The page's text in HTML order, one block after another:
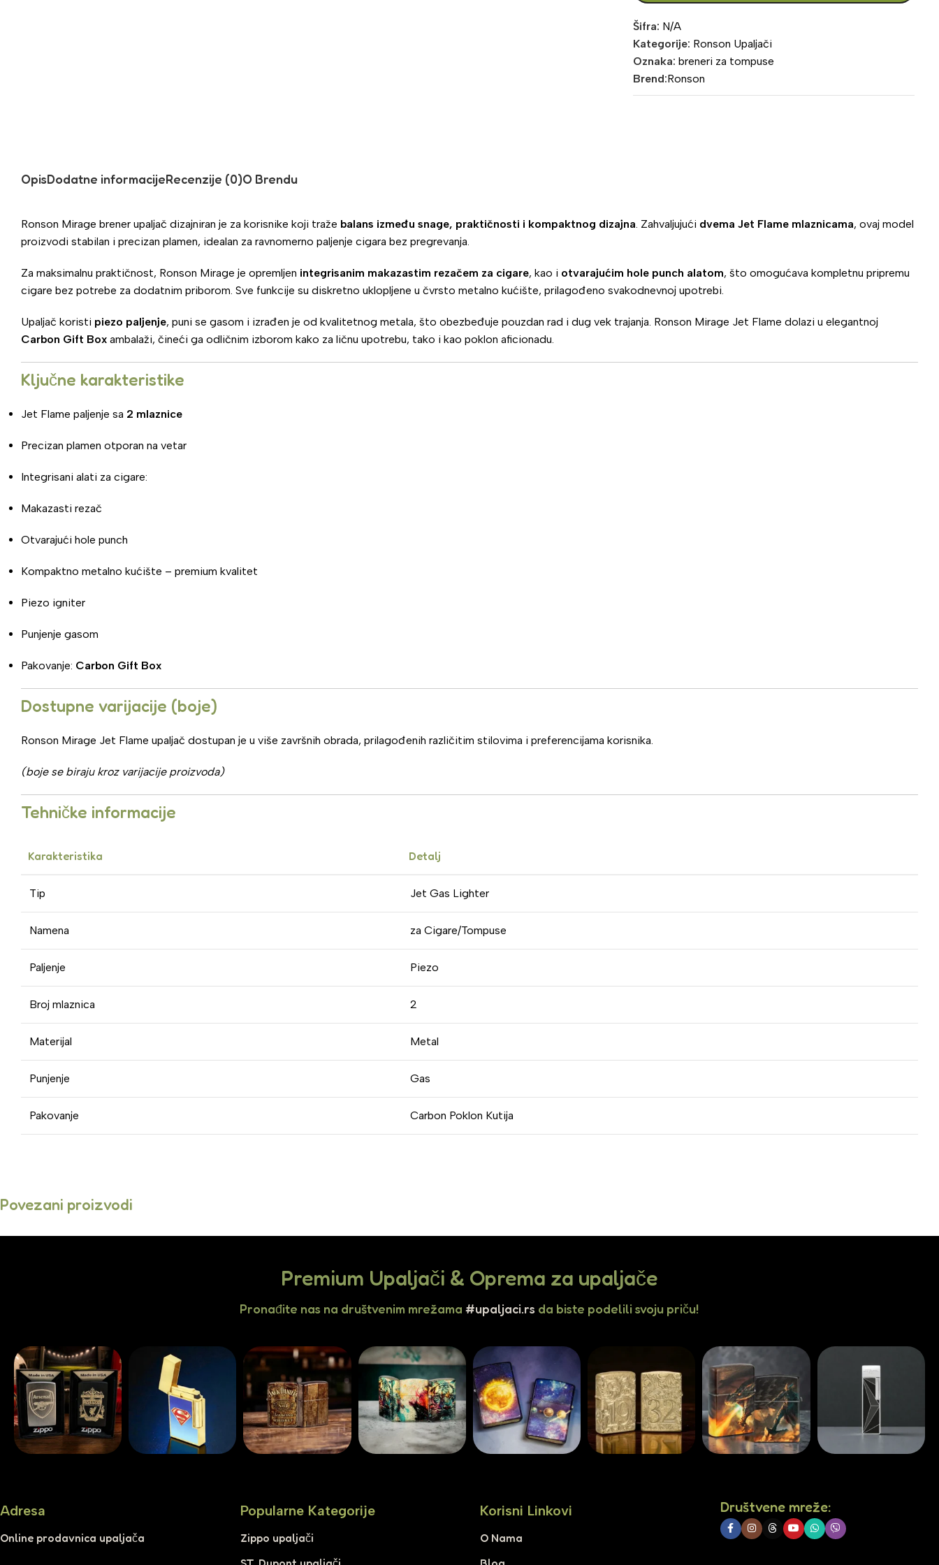
Šifra: N/A
Kategorije: Ronson Upaljači
Oznaka: breneri za tompuse
Brend:Ronson
OpisDodatne informacijeRecenzije (0)O Brendu
Ronson Mirage brener upaljač dizajniran je za korisnike koji traže balans između snage, praktičnosti i kompaktnog dizajna . Zahvaljujući dvema Jet Flame mlaznicama, ovaj model
proizvodi stabilan i precizan plamen, idealan za ravnomerno paljenje cigara bez pregrevanja.
Za maksimalnu praktičnost, Ronson Mirage je opremljen integrisanim makazastim rezačem za cigare, kao i otvarajućim hole punch alatom, što omogućava kompletnu pripremu
cigare bez potrebe za dodatnim priborom. Sve funkcije su diskretno uklopljene u čvrsto metalno kućište, prilagođeno svakodnevnoj upotrebi.
Upaljač koristi piezo paljenje, puni se gasom i izrađen je od kvalitetnog metala, što obezbeđuje pouzdan rad i dug vek trajanja. Ronson Mirage Jet Flame dolazi u elegantnoj
Carbon Gift Box ambalaži, čineći ga odličnim izborom kako za ličnu upotrebu, tako i kao poklon aficionadu.
Ključne karakteristike
Jet Flame paljenje sa 2 mlaznice
Precizan plamen otporan na vetar
Integrisani alati za cigare:
Makazasti rezač
Otvarajući hole punch
Kompaktno metalno kućište – premium kvalitet
Piezo igniter
Punjenje gasom
Pakovanje: Carbon Gift Box
Dostupne varijacije (boje)
Ronson Mirage Jet Flame upaljač dostupan je u više završnih obrada, prilagođenih različitim stilovima i preferencijama korisnika.
(boje se biraju kroz varijacije proizvoda)
Tehničke informacije
Karakteristika Detalj
Tip Jet Gas Lighter
Namena za Cigare/Tompuse
Paljenje Piezo
Broj mlaznica 2
Materijal Metal
Punjenje Gas
Pakovanje Carbon Poklon Kutija
Povezani proizvodi
Premium Upaljači & Oprema za upaljače
Pronađite nas na društvenim mrežama#upaljaci.rs da biste podelili svoju priču!
Adresa
Online prodavnica upaljača
Popularne Kategorije
Zippo upaljači
Korisni Linkovi
O Nama
Društvene mreže: